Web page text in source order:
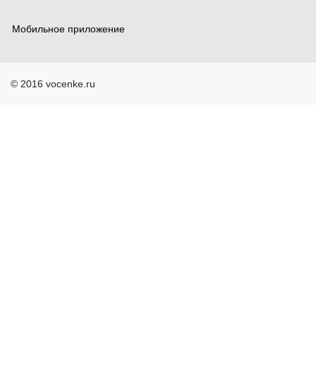
Мобильное приложение
© 2016 vocenke.ru